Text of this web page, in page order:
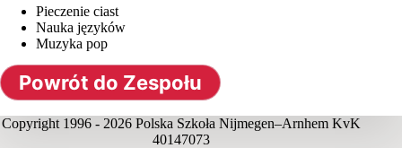
Pieczenie ciast
Nauka języków
Muzyka pop
Powrót do Zespołu
Copyright 1996 - 2026 Polska Szkoła Nijmegen–Arnhem KvK
40147073